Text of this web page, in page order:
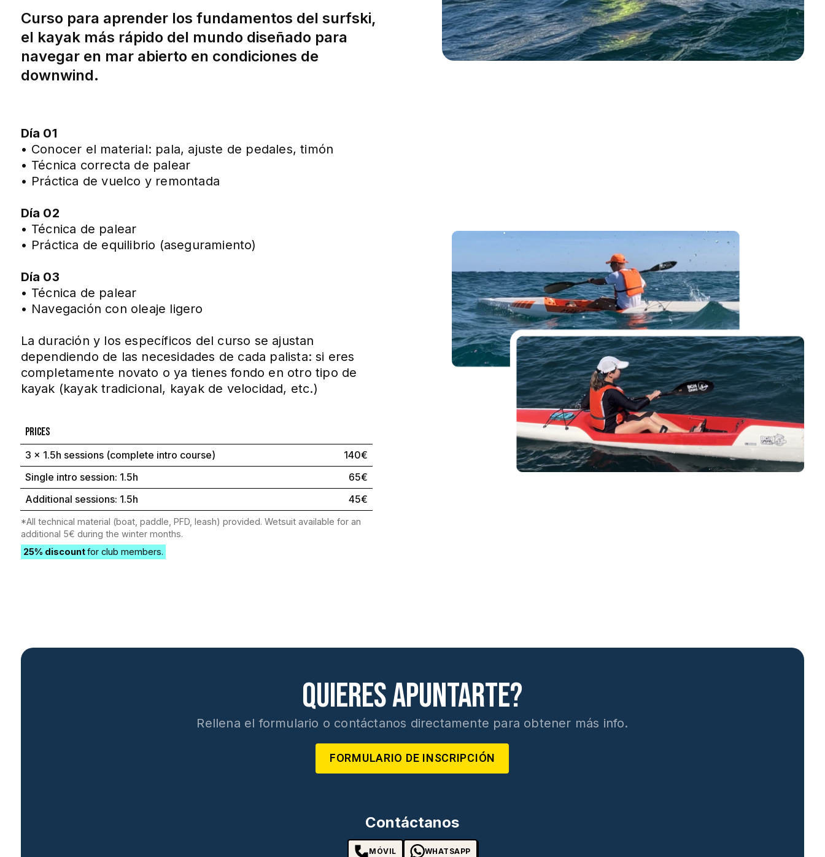
Curso para aprender los fundamentos del surfski,
el kayak más rápido del mundo diseñado para
navegar en mar abierto en condiciones de
downwind.
Día 01
• Conocer el material: pala, ajuste de pedales, timón
• Técnica correcta de palear
• Práctica de vuelco y remontada
Día 02
• Técnica de palear
• Práctica de equilibrio (aseguramiento)
Día 03
• Técnica de palear
• Navegación con oleaje ligero
La duración y los específicos del curso se ajustan
dependiendo de las necesidades de cada palista: si eres
completamente novato o ya tienes fondo en otro tipo de
kayak (kayak tradicional, kayak de velocidad, etc.)
Prices
3 x 1.5h sessions (complete intro course)
140€
Single intro session: 1.5h
65€
Additional sessions: 1.5h
45€
*All technical material (boat, paddle, PFD, leash) provided. Wetsuit available for an
additional 5€ during the winter months.
25% discountfor club members.
Quieres apuntarte?
Rellena el formulario o contáctanos directamente para obtener más info.
FORMULARIO DE INSCRIPCIÓN
Contáctanos
MÓVIL WHATSAPP